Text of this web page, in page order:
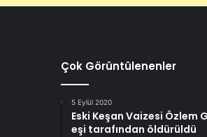
Çok Görüntülenenler
5 Eylül 2020
Eski Keşan Vaizesi Özlem
eşi tarafından öldürüldü